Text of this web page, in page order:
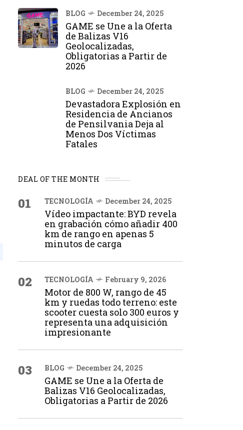
BLOG December 24, 2025
GAME se Une a la Oferta
de Balizas V16
Geolocalizadas,
Obligatorias a Partir de
2026
BLOG December 24, 2025
Devastadora Explosión en
Residencia de Ancianos
de Pensilvania Deja al
Menos Dos Víctimas
Fatales
DEAL OF THE MONTH
01 TECNOLOGÍA December 24, 2025
Vídeo impactante: BYD revela
en grabación cómo añadir 400
km de rango en apenas 5
minutos de carga
02 TECNOLOGÍA February 9, 2026
Motor de 800 W, rango de 45
km y ruedas todo terreno: este
scooter cuesta solo 300 euros y
representa una adquisición
impresionante
03 BLOG December 24, 2025
GAME se Une a la Oferta de
Balizas V16 Geolocalizadas,
Obligatorias a Partir de 2026